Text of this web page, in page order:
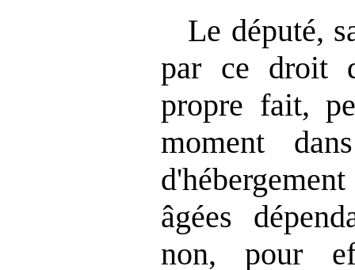
Le député,
par ce droit
propre fait,
moment
âgées
non, pour